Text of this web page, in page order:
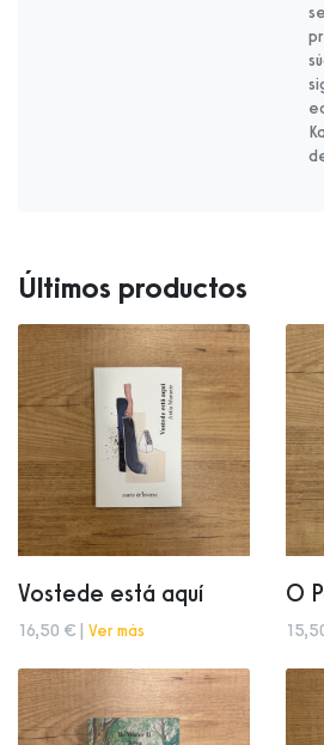
Últimos productos
Vostede está aquí
16,50 € | Ver más
O